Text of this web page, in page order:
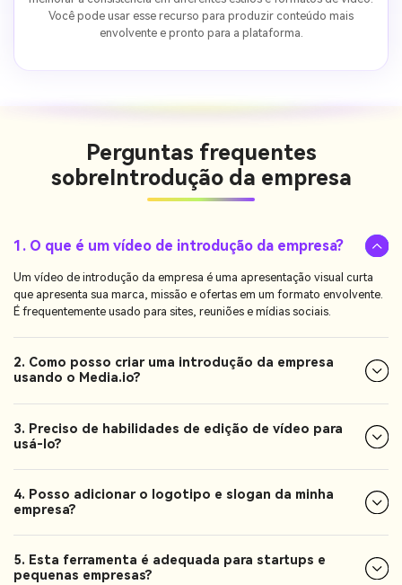
Você pode usar esse recurso para produzir conteúdo mais
envolvente e pronto para a plataforma.
Perguntas frequentes
sobre Introdução da empresa
1. O que é um vídeo de introdução da empresa?
Um vídeo de introdução da empresa é uma apresentação visual curta
que apresenta sua marca, missão e ofertas em um formato envolvente.
É frequentemente usado para sites, reuniões e mídias sociais.
2. Como posso criar uma introdução da empresa
usando o Media.io?
3. Preciso de habilidades de edição de vídeo para
usá-lo?
4. Posso adicionar o logotipo e slogan da minha
empresa?
5. Esta ferramenta é adequada para startups e
pequenas empresas?